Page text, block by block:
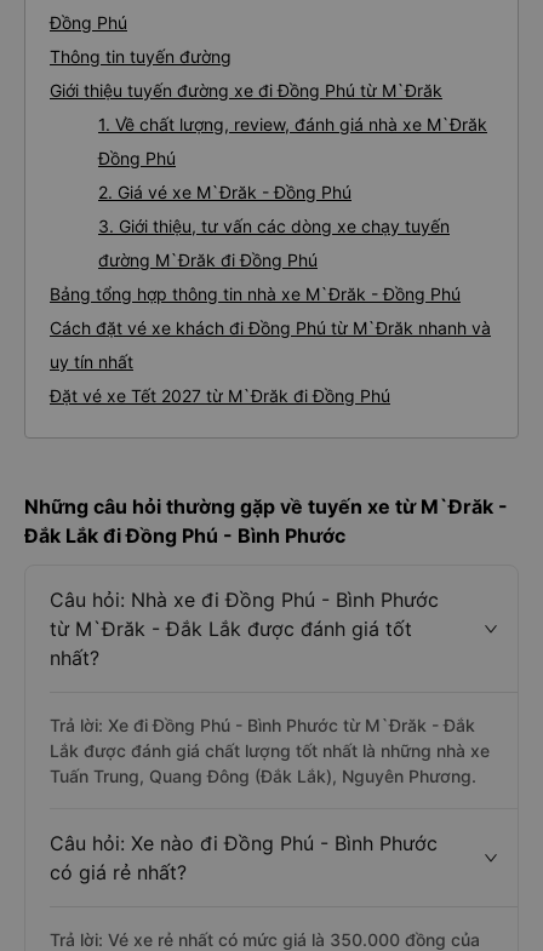
Đồng Phú
Thông tin tuyến đường
Giới thiệu tuyến đường xe đi Đồng Phú từ M`Đrăk
1. Về chất lượng, review, đánh giá nhà xe M`Đrăk
Đồng Phú
2. Giá vé xe M`Đrăk - Đồng Phú
3. Giới thiệu, tư vấn các dòng xe chạy tuyến
đường M`Đrăk đi Đồng Phú
Bảng tổng hợp thông tin nhà xe M`Đrăk - Đồng Phú
Cách đặt vé xe khách đi Đồng Phú từ M`Đrăk nhanh và
uy tín nhất
Đặt vé xe Tết 2027 từ M`Đrăk đi Đồng Phú
Những câu hỏi thường gặp về tuyến xe từ M`Đrăk -
Đắk Lắk đi Đồng Phú - Bình Phước
Câu hỏi: Nhà xe đi Đồng Phú - Bình Phước
từ M`Đrăk - Đắk Lắk được đánh giá tốt
nhất?
Trả lời: Xe đi Đồng Phú - Bình Phước từ M`Đrăk - Đắk
Lắk được đánh giá chất lượng tốt nhất là những nhà xe
Tuấn Trung, Quang Đông (Đắk Lắk), Nguyên Phương.
Câu hỏi: Xe nào đi Đồng Phú - Bình Phước
có giá rẻ nhất?
Trả lời: Vé xe rẻ nhất có mức giá là 350.000 đồng của